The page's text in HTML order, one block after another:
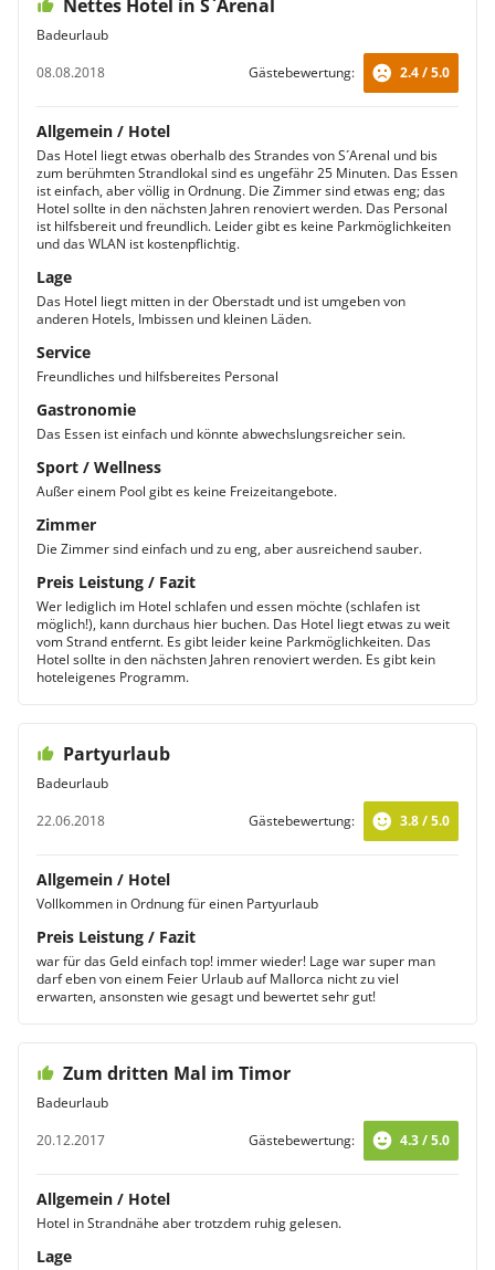
Nettes Hotel in S`Arenal
Badeurlaub
08.08.2018
Gästebewertung: 2.4 / 5.0
Allgemein / Hotel
Das Hotel liegt etwas oberhalb des Strandes von S´Arenal und bis
zum berühmten Strandlokal sind es ungefähr 25 Minuten. Das Essen
ist einfach, aber völlig in Ordnung. Die Zimmer sind etwas eng; das
Hotel sollte in den nächsten Jahren renoviert werden. Das Personal
ist hilfsbereit und freundlich. Leider gibt es keine Parkmöglichkeiten
und das WLAN ist kostenpflichtig.
Lage
Das Hotel liegt mitten in der Oberstadt und ist umgeben von
anderen Hotels, Imbissen und kleinen Läden.
Service
Freundliches und hilfsbereites Personal
Gastronomie
Das Essen ist einfach und könnte abwechslungsreicher sein.
Sport / Wellness
Außer einem Pool gibt es keine Freizeitangebote.
Zimmer
Die Zimmer sind einfach und zu eng, aber ausreichend sauber.
Preis Leistung / Fazit
Wer lediglich im Hotel schlafen und essen möchte (schlafen ist
möglich!), kann durchaus hier buchen. Das Hotel liegt etwas zu weit
vom Strand entfernt. Es gibt leider keine Parkmöglichkeiten. Das
Hotel sollte in den nächsten Jahren renoviert werden. Es gibt kein
hoteleigenes Programm.
Partyurlaub
Badeurlaub
22.06.2018
Gästebewertung: 3.8 / 5.0
Allgemein / Hotel
Vollkommen in Ordnung für einen Partyurlaub
Preis Leistung / Fazit
war für das Geld einfach top! immer wieder! Lage war super man
darf eben von einem Feier Urlaub auf Mallorca nicht zu viel
erwarten, ansonsten wie gesagt und bewertet sehr gut!
Zum dritten Mal im Timor
Badeurlaub
20.12.2017
Gästebewertung: 4.3 / 5.0
Allgemein / Hotel
Hotel in Strandnähe aber trotzdem ruhig gelesen.
Lage